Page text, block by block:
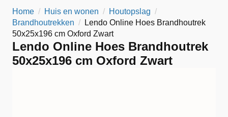
Home Huis en wonen
Houtopslag
Brandhoutrekken
Lendo Online Hoes Brandhoutrek
50x25x196 cm Oxford Zwart
Lendo Online Hoes Brandhoutrek
50x25x196 cm Oxford Zwart